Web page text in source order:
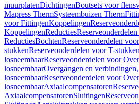
muurplatenDichtingenBoutsets voor
Mapress ThermSysteembuizen Therm
voor FittingenKoppelingen
KoppelingenReducties
ReductiesBochtenReserveonderdelen
stukkenReserveonderdelen voor T-stukken
losneembaarReserveonderdelen voor
losneembaarOvergangen en verbindingen,
losneembaarReserveonderdelen voor
losneembaarAxiaalcompensatoren
AxiaalcompensatorenSluitingen